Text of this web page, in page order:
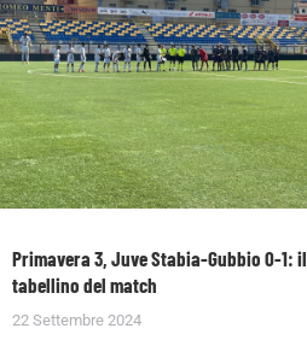
Primavera 3, Juve Stabia-Gubbio 0-1: il
tabellino del match
22 Settembre 2024